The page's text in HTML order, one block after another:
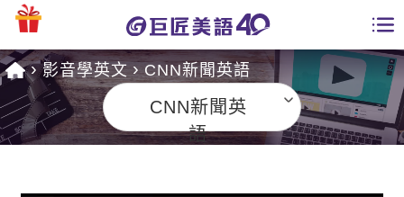
課程總覽
學員專區
影音學英文 CNN新聞英語
CNN新聞英
語